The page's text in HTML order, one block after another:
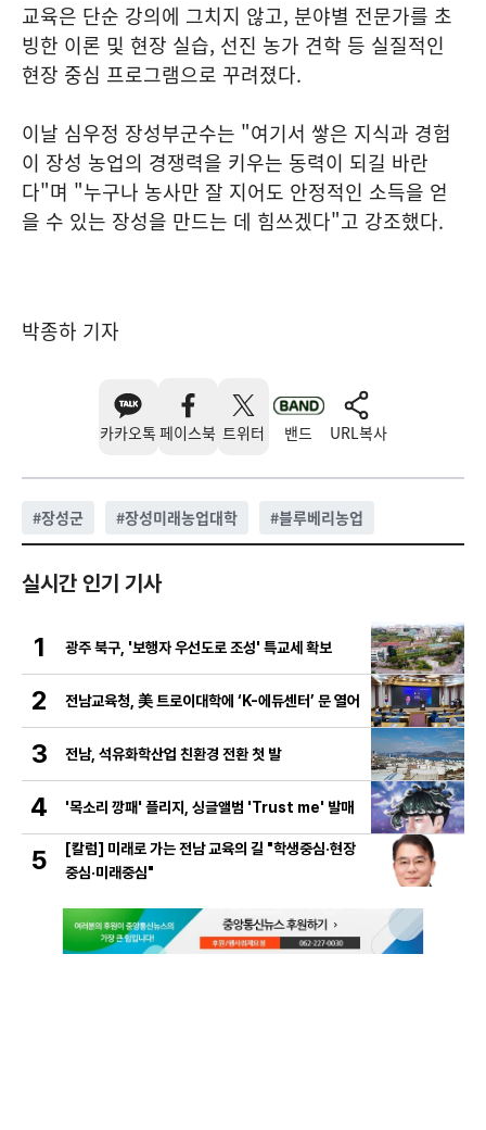
교육은 단순 강의에 그치지 않고, 분야별 전문가를 초
빙한 이론 및 현장 실습, 선진 농가 견학 등 실질적인
현장 중심 프로그램으로 꾸려졌다.
이날 심우정 장성부군수는 "여기서 쌓은 지식과 경험
이 장성 농업의 경쟁력을 키우는 동력이 되길 바란
다"며 "누구나 농사만 잘 지어도 안정적인 소득을 얻
을 수 있는 장성을 만드는 데 힘쓰겠다"고 강조했다.
박종하 기자
카카오톡 페이스북 트위터 밴드 URL복사
#장성군 #장성미래농업대학 #블루베리농업
실시간 인기 기사
1 광주 북구, '보행자 우선도로 조성' 특교세 확보
2 전남교육청, 美 트로이대학에 ‘K-에듀센터’ 문 열어
3 전남, 석유화학산업 친환경 전환 첫 발
4 '목소리 깡패' 플리지, 싱글앨범 'Trust me' 발매
5
[칼럼] 미래로 가는 전남 교육의 길 "학생중심·현장
중심·미래중심"